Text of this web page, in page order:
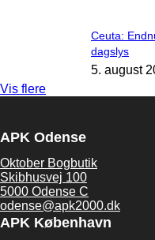
Ceuta:
dagslys
5. august
Vis flere
APK Odense
Oktober Bogbutik
Skibhusvej 100
5000 Odense C
odense@apk2000.dk
APK København